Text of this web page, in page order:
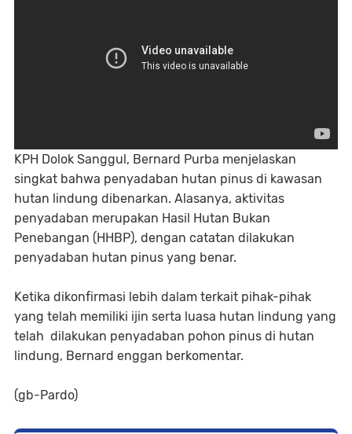
KPH Dolok Sanggul, Bernard Purba menjelaskan
singkat bahwa penyadaban hutan pinus di kawasan
hutan lindung dibenarkan. Alasanya, aktivitas
penyadaban merupakan Hasil Hutan Bukan
Penebangan (HHBP), dengan catatan dilakukan
penyadaban hutan pinus yang benar.
Ketika dikonfirmasi lebih dalam terkait pihak-pihak
yang telah memiliki ijin serta luasa hutan lindung yang
telah dilakukan penyadaban pohon pinus di hutan
lindung, Bernard enggan berkomentar.
(gb-Pardo)